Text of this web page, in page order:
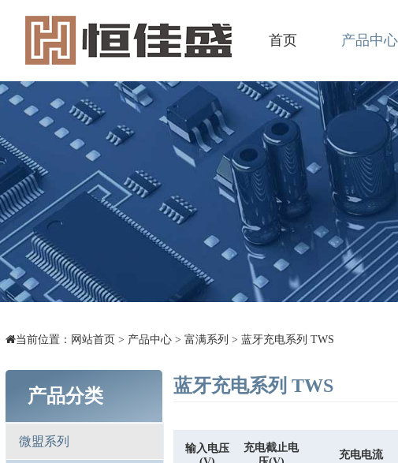
首页 产品中心
当前位置： 网站首页 > 产品中心> 富满系列 > 蓝牙充电系列 TWS
产品分类
微盟系列
蓝牙充电系列 TWS
输入电压
充电截止电
充电电流